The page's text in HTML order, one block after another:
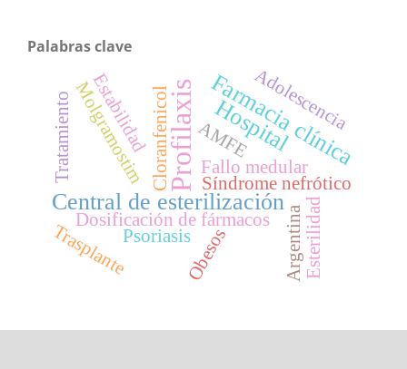
Palabras clave
Profilaxis Hospital
Farmacia clínica
Central de esterilización
Cloranfenicol
Argentina
Fallo medular
Molgramostim
Tratamiento
Síndrome nefrótico
Dosificación de fármacos
Psoriasis
Trasplante Obesos
Estabilidad
Esterilidad
AMFE
Adolescencia